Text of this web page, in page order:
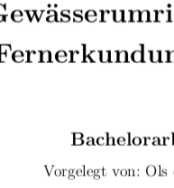
Vorgelegt von: Ols